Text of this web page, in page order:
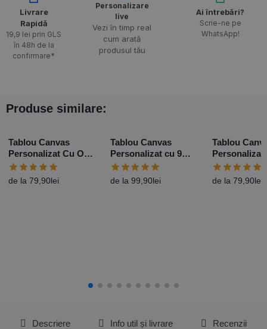
Livrare
Rapidă​
19,9 lei prin GLS
în 48h de la
confirmare*
Personalizare
live
Vezi în timp real
cum arată
produsul tău
Ai întrebări?
Scrie-ne pe
WhatsApp!
Produse similare:
Tablou Canvas
Personalizat Cu O
Poză Portret – Diferite
Dimensiuni
de la 79,90lei
Tablou Canvas
Personalizat cu 9
poze și mesaj
de la99,90lei
Tablou
Personalizat
Poză
Diferite
de la79,90lei
Descriere Info util și livrare Recenzii